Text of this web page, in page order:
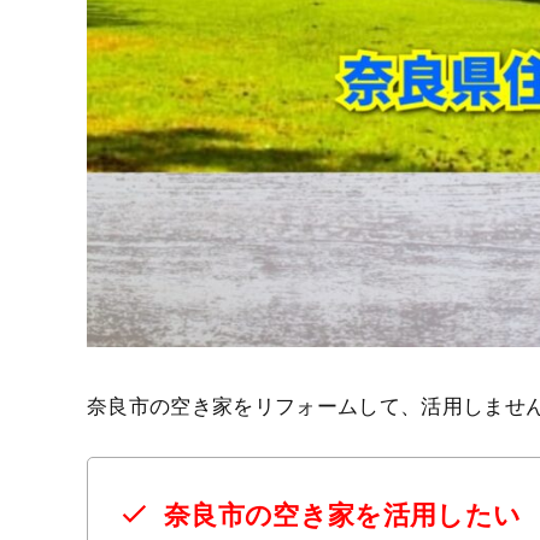
奈良市の空き家をリフォームして、活用しませ
奈良市の空き家を活用したい